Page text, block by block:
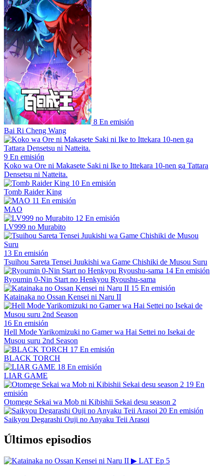
8 En emisión
Bai Ri Cheng Wang
9 En emisión
Koko wa Ore ni Makasete Saki ni Ike to Ittekara 10-nen ga Tattara
Densetsu ni Natteita.
10 En emisión
Tomb Raider King
11 En emisión
MAO
12 En emisión
LV999 no Murabito
13 En emisión
Tsuihou Sareta Tensei Juukishi wa Game Chishiki de Musou Suru
14 En emisión
Ryoumin 0-Nin Start no Henkyou Ryoushu-sama
15 En emisión
Katainaka no Ossan Kensei ni Naru II
16 En emisión
Hell Mode Yarikomizuki no Gamer wa Hai Settei no Isekai de
Musou suru 2nd Season
17 En emisión
BLACK TORCH
18 En emisión
LIAR GAME
19 En
emisión
Otomege Sekai wa Mob ni Kibishii Sekai desu season 2
20 En emisión
Saikyou Degarashi Ouji no Anyaku Teii Arasoi
Últimos episodios
▶ LAT Ep 5